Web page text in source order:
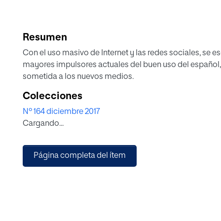
Resumen
Con el uso masivo de Internet y las redes sociales, se
mayores impulsores actuales del buen uso del
sometida a los nuevos medios.
Colecciones
Nº 164 diciembre 2017
Cargando...
Página completa del ítem